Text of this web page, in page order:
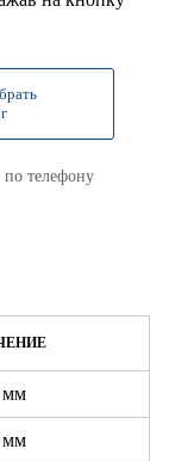
телефону
мм
мм